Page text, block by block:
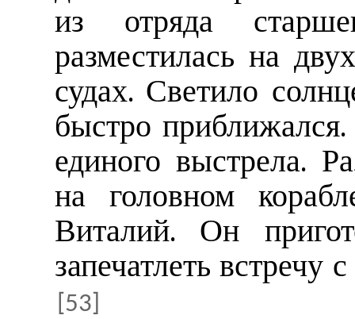
из отряда
разместилась на
судах. Светило
быстро
единого выстрела.
на головном
Виталий. Он
запечатлеть встречу
[53]